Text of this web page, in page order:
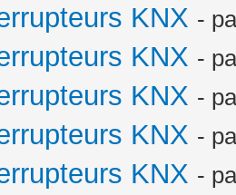
KNX -
KNX -
KNX -
KNX -
KNX -